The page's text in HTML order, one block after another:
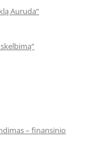
Auruda“
– finansinio